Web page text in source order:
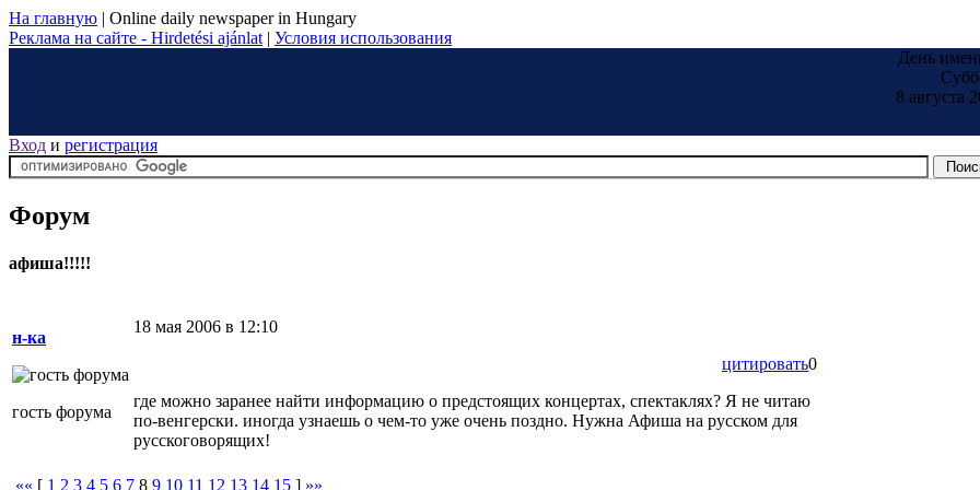
На главную | Online daily newspaper in Hungary
Реклама на сайте - Hirdetési ajánlat | Условия использования
День
8 августа
Вход и регистрация
Форум
афиша!!!!!
н-ка
гость форума
18 мая 2006 в 12:10
цитировать0
где можно заранее найти информацию о предстоящих концертах, спектаклях? Я не читаю
по-венгерски. иногда узнаешь о чем-то уже очень поздно. Нужна Афиша на русском для
русскоговорящих!
«« [ 1 2 3 4 5 6 7 8 9 10 11 12 13 14 15 ] »»